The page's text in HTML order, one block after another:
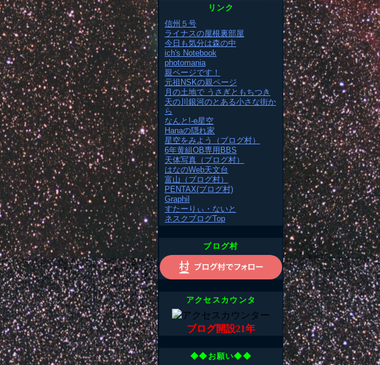
リンク
信州５号
ライナスの屋根裏部屋
今日も気分は森の中
ich's Notebook
photomania
親ページです！
元祖NSKの親ページ
月の土地で うさぎともちつき
天の川銀河のとある小さな街か
ら
なんと!-e星空
Hanaの隠れ家
星空をみよう（ブログ村）
6年黄組OB専用BBS
天体写真（ブログ村）
はなのWeb天文台
富山（ブログ村）
PENTAX(ブログ村)
Graphil
すたーりぃ・ないと
ネスクブログTop
ブログ村
アクセスカウンタ
ブログ開設21年
◆◆お願い◆◆